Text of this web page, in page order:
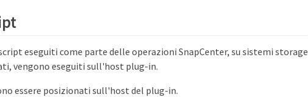
eseguiti come parte delle operazioni SnapCenter, su sistemi storage
vengono eseguiti sull'host plug-in.
essere posizionati sull'host del plug-in.